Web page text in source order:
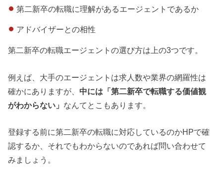
第二新卒の転職に理解があるエージェントであるか
アドバイザーとの相性
第二新卒の転職エージェントの選び方は上の3つです。
例えば、大手のエージェントは求人数や業界の網羅性は
確かにありますが、 中には「第二新卒で転職する価値観
がわからない」 なんてとこもあります。
登録する前に第二新卒の転職に対応しているのかHPで確
認するか、それでもわからないのであれば問い合わせて
みましょう。